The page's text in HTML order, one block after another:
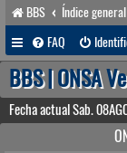
BBS
Índice general
FAQ
BBS | ONSA
Fecha actual Sab.